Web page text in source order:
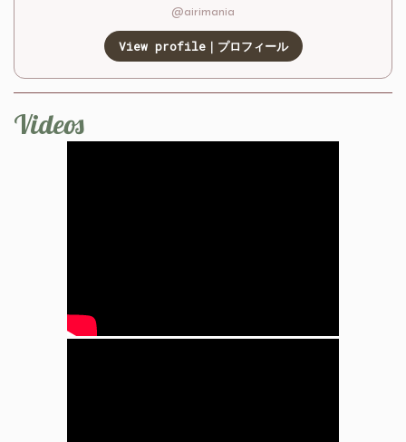
@airimania
View profile｜プロフィール
Videos